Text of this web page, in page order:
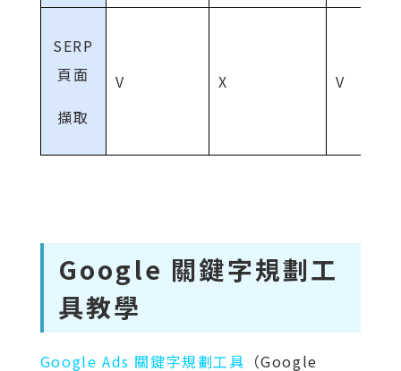
SERP
頁面
擷取
V X V
Google 關鍵字規劃工
具教學
Google Ads 關鍵字規劃工具 （Google